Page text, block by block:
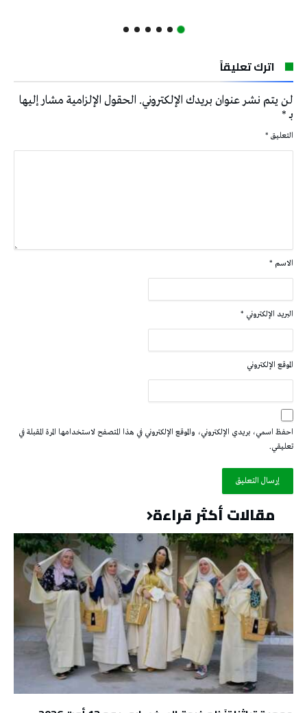
اترك تعليقاً
لن يتم نشر عنوان بريدك الإلكتروني. الحقول الإلزامية مشار إليها
بـ*
التعليق *
الاسم *
البريد الإلكتروني *
الموقع الإلكتروني
احفظ اسمي، بريدي الإلكتروني، والموقع الإلكتروني في هذا المتصفح لاستخدامها المرة المقبلة في
تعليقي.
مقالات أكثر قراءة